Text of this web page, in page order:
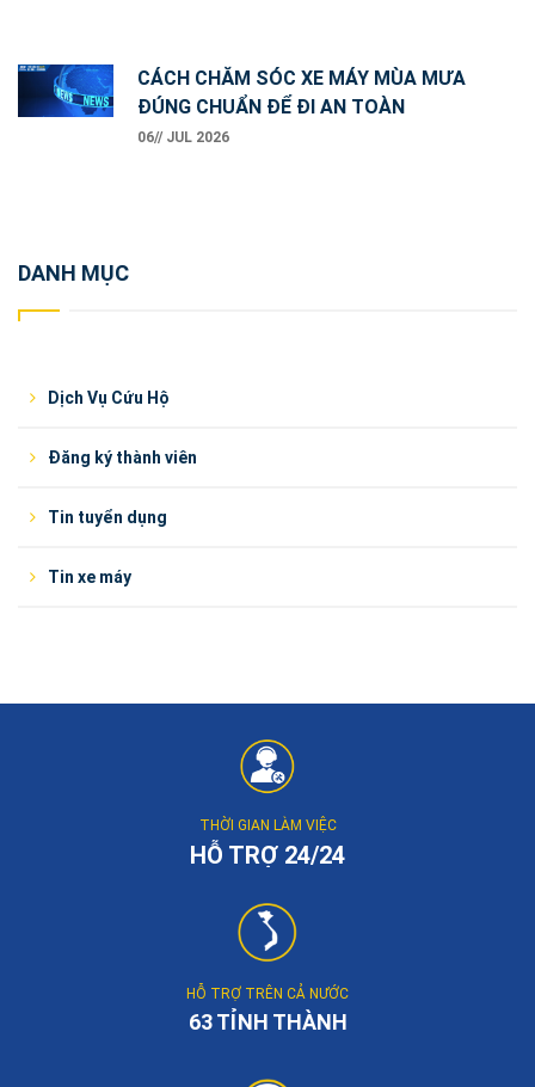
CÁCH CHĂM SÓC XE MÁY MÙA MƯA
ĐÚNG CHUẨN ĐỂ ĐI AN TOÀN
06// JUL 2026
DANH MỤC
Dịch Vụ Cứu Hộ
Đăng ký thành viên
Tin tuyển dụng
Tin xe máy
THỜI GIAN LÀM VIỆC
HỖ TRỢ 24/24
HỖ TRỢ TRÊN CẢ NƯỚC
63 TỈNH THÀNH